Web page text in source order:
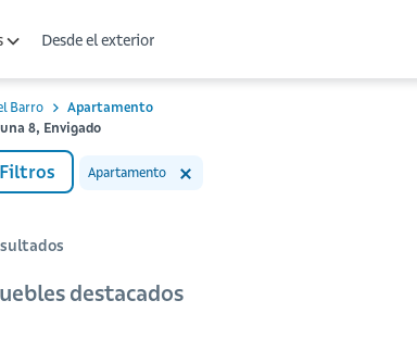
Desde el exterior
Barro
Apartamento
8, Envigado
Filtros Apartamento
destacados